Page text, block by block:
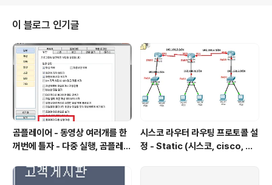
이 블로그 인기글
곰플레이어 - 동영상 여러개를 한
꺼번에 틀자 - 다중 실행, 곰플레이
다운
시스코 라우터 라우팅 프로토콜 설
정 - Static (시스코, cisco, 라